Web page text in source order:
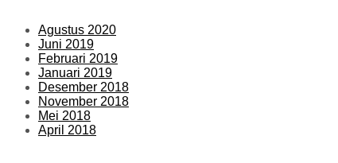
Agustus 2020
Juni 2019
Februari 2019
Januari 2019
Desember 2018
November 2018
Mei 2018
April 2018